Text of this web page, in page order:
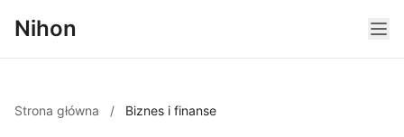
Nihon
Strona główna / Biznes i finanse